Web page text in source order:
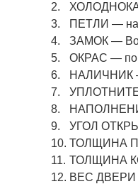
ПЕТЛИ — на
ЗАМОК —
ОКРАС — по
НАЛИЧНИК
УГОЛ
ТОЛЩИНА
ТОЛЩИНА
ВЕС ДВЕРИ